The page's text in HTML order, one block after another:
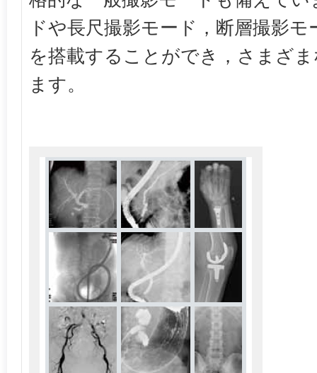
ドや長尺撮影モード，断層撮影
を搭載することができ，さまざ
ます。